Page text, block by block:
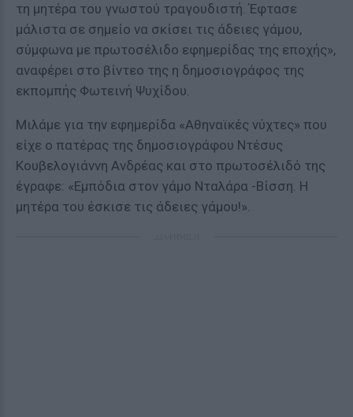
τη μητέρα του γνωστού τραγουδιστή. Έφτασε
μάλιστα σε σημείο να σκίσει τις άδειες γάμου,
σύμφωνα με πρωτοσέλιδο εφημερίδας της εποχής»,
αναφέρει στο βίντεο της η δημοσιογράφος της
εκπομπής Φωτεινή Ψυχίδου.
Μιλάμε για την εφημερίδα «Αθηναϊκές νύχτες» που
είχε ο πατέρας της δημοσιογράφου Ντέσυς
Κουβελογιάννη Ανδρέας και στο πρωτοσέλιδό της
έγραφε: «Εμπόδια στον γάμο Νταλάρα -Βίσση. Η
μητέρα του έσκισε τις άδειες γάμου!».